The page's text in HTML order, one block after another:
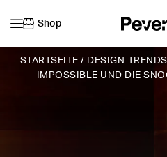
Shop
STARTSEITE / DESIGN-TRENDS
IMPOSSIBLE UND DIE